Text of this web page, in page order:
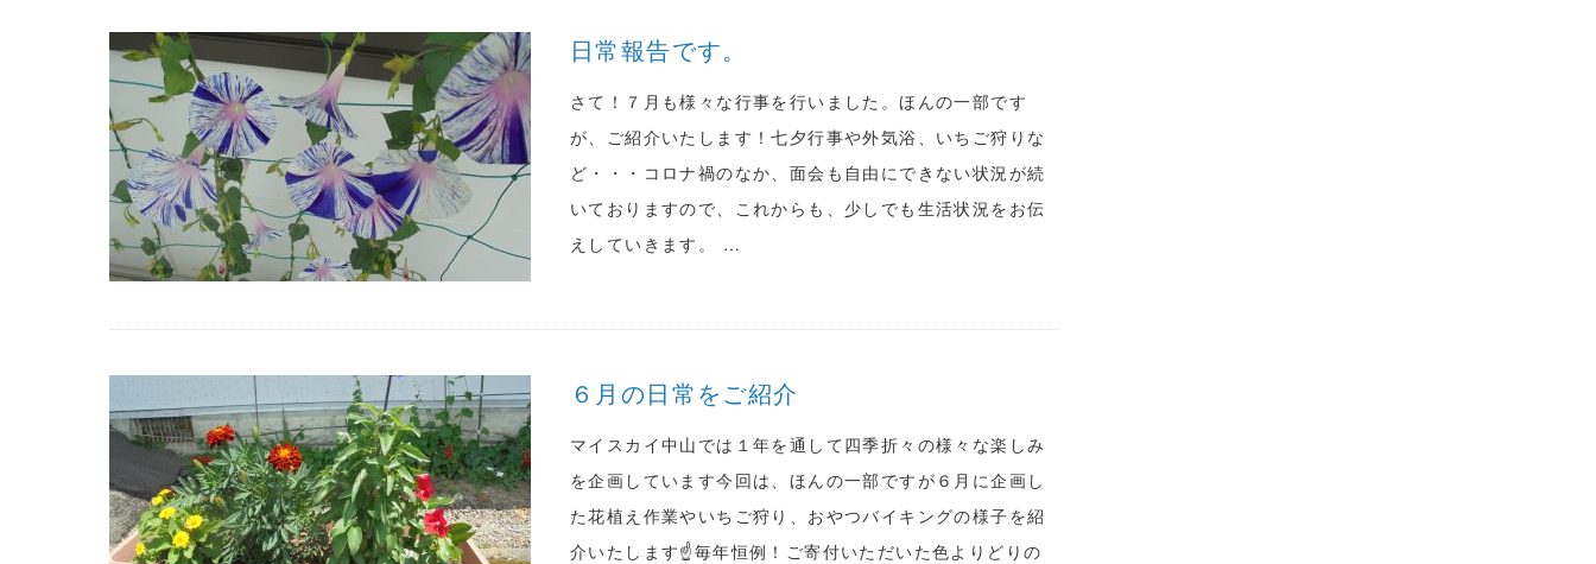
日常報告です。
さて！７月も様々な行事を行いました。ほんの一部です
が、ご紹介いたします！七夕行事や外気浴、いちご狩りな
ど・・・コロナ禍のなか、面会も自由にできない状況が続
いておりますので、これからも、少しでも生活状況をお伝
えしていきます。 …
６月の日常をご紹介
マイスカイ中山では１年を通して四季折々の様々な楽しみ
を企画しています今回は、ほんの一部ですが６月に企画し
た花植え作業やいちご狩り、おやつバイキングの様子を紹
介いたします☝毎年恒例！ご寄付いただいた色よりどりの